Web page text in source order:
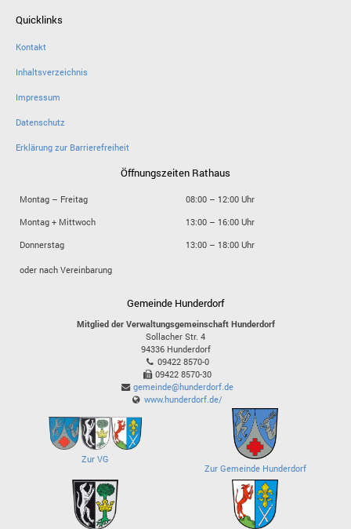
Quicklinks
Kontakt
Inhaltsverzeichnis
Impressum
Datenschutz
Erklärung zur Barrierefreiheit
Öffnungszeiten Rathaus
Montag – Freitag
08:00 – 12:00 Uhr
Montag + Mittwoch
13:00 – 16:00 Uhr
Donnerstag
13:00 – 18:00 Uhr
oder nach Vereinbarung
Gemeinde Hunderdorf
Mitglied der Verwaltungsgemeinschaft Hunderdorf
Sollacher Str. 4
94336 Hunderdorf
09422 8570-0
09422 8570-30
gemeinde@hunderdorf.de
www.hunderdorf.de/
Zur VG
Zur Gemeinde Hunderdorf